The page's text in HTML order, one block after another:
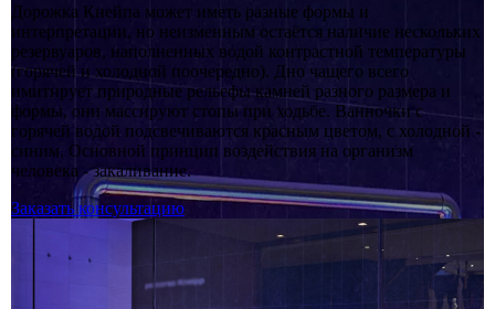
Дорожка Кнейпа может иметь разные формы и
интерпретации, но неизменным остаётся наличие нескольких
резервуаров, наполненных водой контрастной температуры
(горячей и холодной поочередно). Дно чащего всего
имитирует природные рельефы камней разного размера и
формы, они массируют стопы при ходьбе. Ванночки с
горячей водой подсвечиваются красным цветом, с холодной -
синим. Основной принцип воздействия на организм
человека - закаливание.
Заказать консультацию